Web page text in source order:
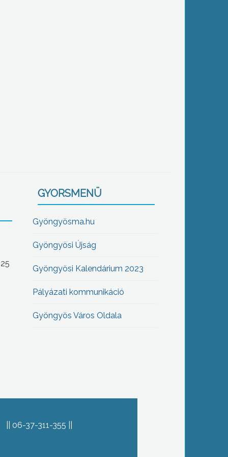
GYORSMENÜ
Gyöngyösma.hu
Gyöngyösi Újság
Gyöngyösi Kalendárium 2023
Pályázati kommunikáció
Gyöngyös Város Oldala
06-37-311-355